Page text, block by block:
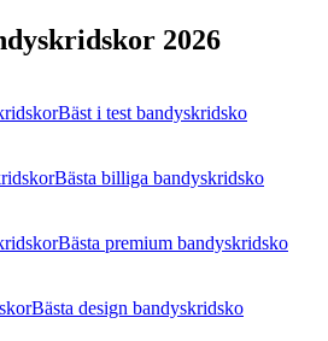
2026
Bäst i test bandyskridsko
Bästa billiga bandyskridsko
Bästa premium bandyskridsko
Bästa design bandyskridsko